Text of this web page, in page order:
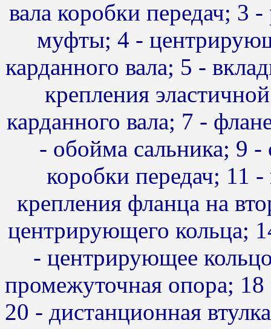
вала коробки передач; 3
муфты; 4 -
карданного вала; 5 -
крепления
карданного вала; 7 -
- обойма сальника; 9
коробки передач; 11 -
крепления фланца на
центрирующего кольца;
- центрирующее
промежуточная опора; 18
20 - дистанционная